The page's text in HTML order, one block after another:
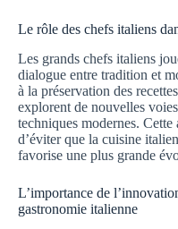
Le rôle des chefs italiens
Les grands chefs italiens
dialogue entre tradition et
à la préservation des
explorent de nouvelles
techniques modernes.
d’éviter que la cuisine
favorise une plus grande
L’importance de
gastronomie italienne